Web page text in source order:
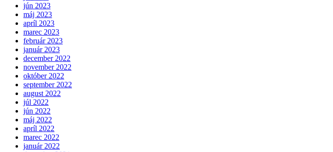
jún 2023
máj 2023
apríl 2023
marec 2023
február 2023
január 2023
december 2022
november 2022
október 2022
september 2022
august 2022
júl 2022
jún 2022
máj 2022
apríl 2022
marec 2022
január 2022